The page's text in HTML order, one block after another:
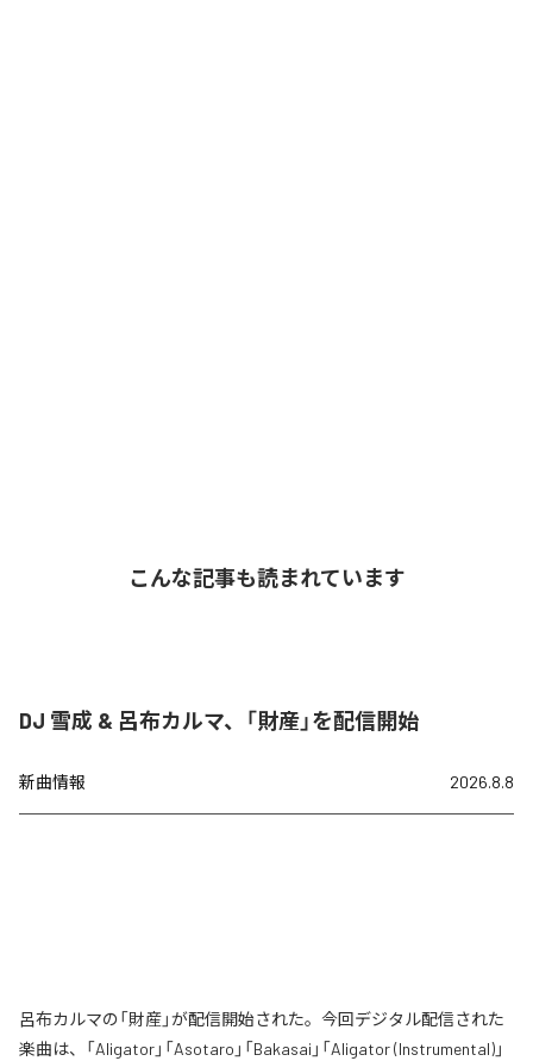
こんな記事も読まれています
DJ 雪成 & 呂布カルマ、「財産」を配信開始
新曲情報 2026.8.8
呂布カルマの「財産」が配信開始された。今回デジタル配信された
楽曲は、「Aligator」「Asotaro」「Bakasai」「Aligator (Instrumental)」